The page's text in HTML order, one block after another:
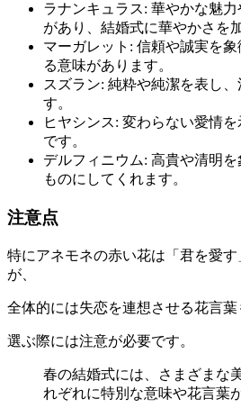
ラナンキュラス: 華やかな魅
があり、結婚式に華やかさを
マーガレット: 信頼や誠実を
る意味があります。
スズラン: 純粋や純潔を表し
す。
ヒヤシンス: 変わらない愛情
です。
デルフィニウム: 高貴や清明
ものにしてくれます。
注意点
特にアネモネの赤い花は「君を愛
が、
全体的には失恋を連想させる花言葉
選ぶ際には注意が必要です。
春の結婚式には、さまざまな
れぞれに特別な意味や花言葉